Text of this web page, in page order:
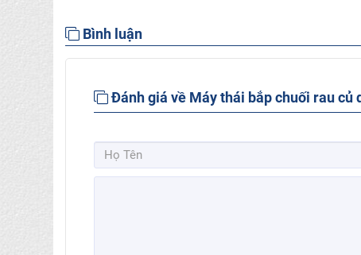
Bình luận
Đánh giá về Máy thái bắp chuối rau củ